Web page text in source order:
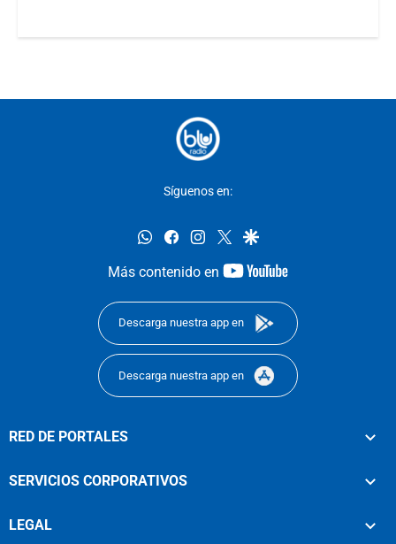
Síguenos en:
whatsappfacebookinstagram
twittergoogle
Más contenido en
youtube-
Descarga nuestra app en
Descarga nuestra app en
RED DE PORTALES
SERVICIOS CORPORATIVOS
LEGAL